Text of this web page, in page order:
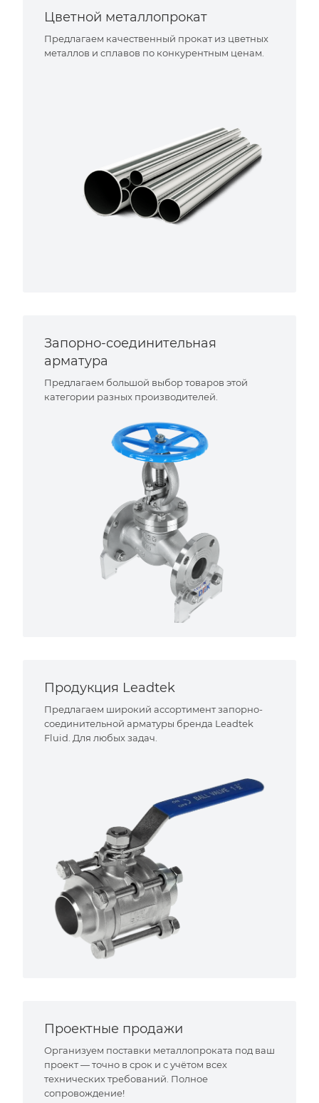
Цветной металлопрокат
Предлагаем качественный прокат из цветных
металлов и сплавов по конкурентным ценам.
Запорно-соединительная
арматура
Предлагаем большой выбор товаров этой
категории разных производителей.
Продукция Leadtek
Предлагаем широкий ассортимент запорно-
соединительной арматуры бренда Leadtek
Fluid. Для любых задач.
Проектные продажи
Организуем поставки металлопроката под ваш
проект — точно в срок и с учётом всех
технических требований. Полное
сопровождение!